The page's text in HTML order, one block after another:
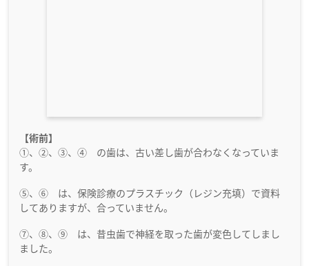
【術前】
①、②、③、④ の歯は、古い差し歯が合わなくなっていま
す。
⑤、⑥ は、保険診療のプラスチック（レジン充填）で資料
してありますが、合っていません。
⑦、⑧、⑨ は、昔虫歯で神経を取った歯が変色してしまし
ました。